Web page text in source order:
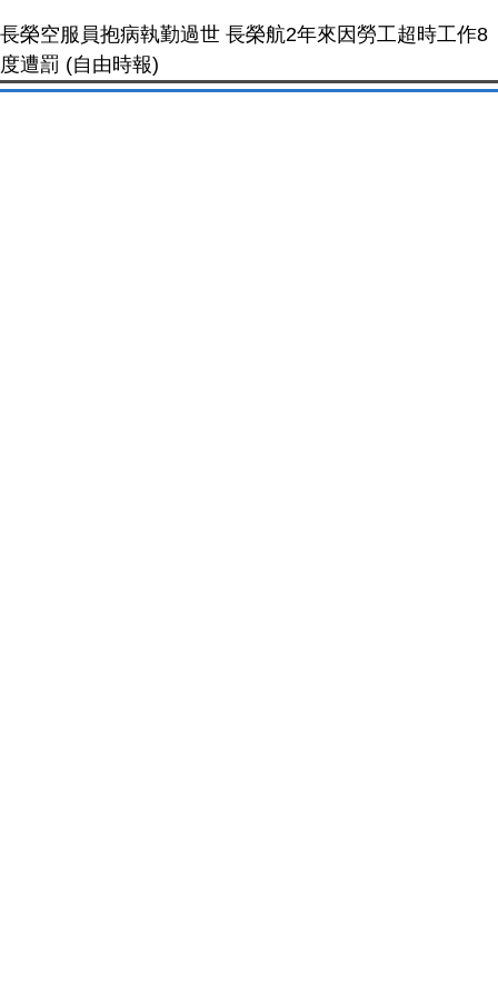
長榮空服員抱病執勤過世 長榮航2年來因勞工超時工作8
度遭罰 (自由時報)